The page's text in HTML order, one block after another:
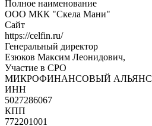
Полное наименование
ООО МКК "Скела Мани"
Сайт
https://celfin.ru/
Генеральный директор
Езюков Максим Леонидович,
Участие в СРО
МИКРОФИНАНСОВЫЙ АЛЬЯНС
ИНН
5027286067
КПП
772201001